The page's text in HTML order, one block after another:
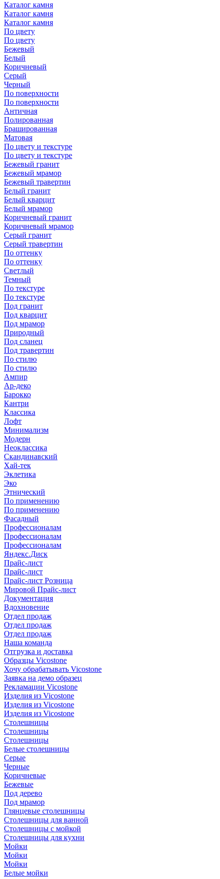
Каталог камня
Каталог камня
Каталог камня
По цвету
По цвету
Бежевый
Белый
Коричневый
Серый
Черный
По поверхности
По поверхности
Античная
Полированная
Брашированная
Матовая
По цвету и текстуре
По цвету и текстуре
Бежевый гранит
Бежевый мрамор
Бежевый травертин
Белый гранит
Белый кварцит
Белый мрамор
Коричневый гранит
Коричневый мрамор
Серый гранит
Серый травертин
По оттенку
По оттенку
Светлый
Темный
По текстуре
По текстуре
Под гранит
Под кварцит
Под мрамор
Природный
Под сланец
Под травертин
По стилю
По стилю
Ампир
Ар-деко
Барокко
Кантри
Классика
Лофт
Минимализм
Модерн
Неоклассика
Скандинавский
Хай-тек
Эклетика
Эко
Этнический
По применению
По применению
Фасадный
Профессионалам
Профессионалам
Профессионалам
Яндекс.Диск
Прайс-лист
Прайс-лист
Прайс-лист Розница
Мировой Прайс-лист
Документация
Вдохновение
Отдел продаж
Отдел продаж
Отдел продаж
Наша команда
Отгрузка и доставка
Образцы Vicostone
Хочу обрабатывать Vicostone
Заявка на демо образец
Рекламации Vicostone
Изделия из Vicostone
Изделия из Vicostone
Изделия из Vicostone
Столешницы
Столешницы
Столешницы
Белые столешницы
Серые
Черные
Коричневые
Бежевые
Под дерево
Под мрамор
Глянцевые столешницы
Столешницы для ванной
Столешницы с мойкой
Столешницы для кухни
Мойки
Мойки
Мойки
Белые мойки